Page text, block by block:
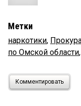
Метки
наркотики,
по Омской области,
Комментировать